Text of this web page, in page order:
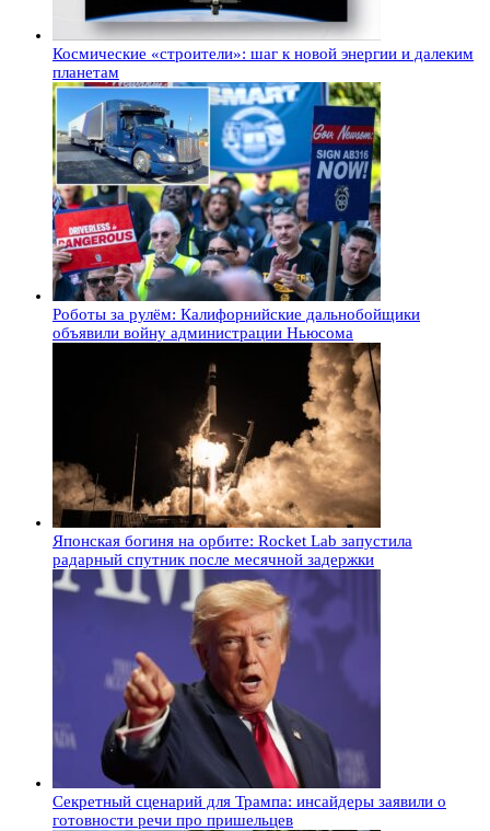
Космические «строители»: шаг к новой энергии и далеким
планетам
Роботы за рулём: Калифорнийские дальнобойщики
объявили войну администрации Ньюсома
Японская богиня на орбите: Rocket Lab запустила
радарный спутник после месячной задержки
Секретный сценарий для Трампа: инсайдеры заявили о
готовности речи про пришельцев